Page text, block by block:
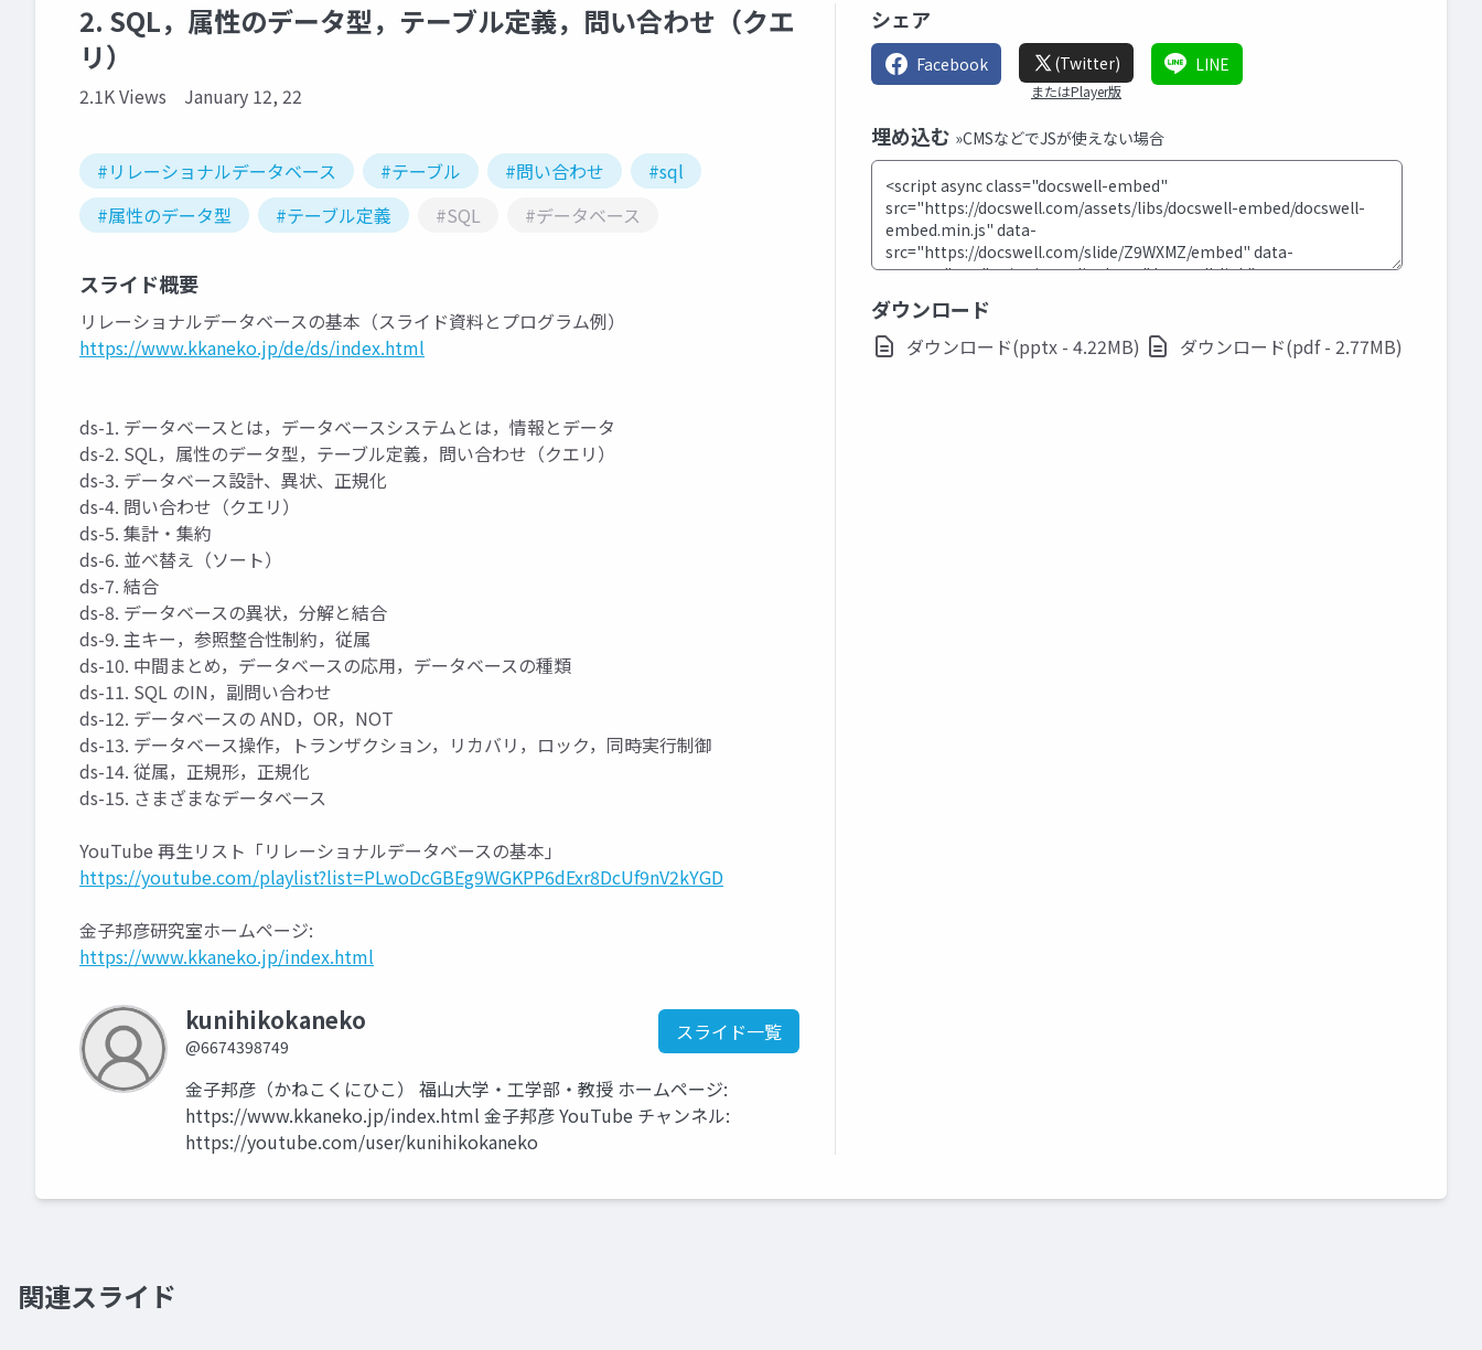
2. SQL，属性のデータ型，テーブル定義，問い合わせ（クエ
リ）
2.1K Views January 12, 22
#リレーショナルデータベース #テーブル #問い合わせ
#sql
#属性のデータ型
#テーブル定義 #SQL #データベース
スライド概要
リレーショナルデータベースの基本（スライド資料とプログラム例）
https://www.kkaneko.jp/de/ds/index.html
ds-1. データベースとは，データベースシステムとは，情報とデータ
ds-2. SQL，属性のデータ型，テーブル定義，問い合わせ（クエリ）
ds-3. データベース設計、異状、正規化
ds-4. 問い合わせ（クエリ）
ds-5. 集計・集約
ds-6. 並べ替え（ソート）
ds-7. 結合
ds-8. データベースの異状，分解と結合
ds-9. 主キー，参照整合性制約，従属
ds-10. 中間まとめ，データベースの応用，データベースの種類
ds-11. SQL のIN，副問い合わせ
ds-12. データベースの AND，OR，NOT
ds-13. データベース操作，トランザクション，リカバリ，ロック，同時実行制御
ds-14. 従属，正規形，正規化
ds-15. さまざまなデータベース
YouTube 再生リスト「リレーショナルデータベースの基本」
https://youtube.com/playlist?list=PLwoDcGBEg9WGKPP6dExr8DcUf9nV2kYGD
金子邦彦研究室ホームページ:
https://www.kkaneko.jp/index.html
kunihikokaneko
@6674398749
スライド一覧
金子邦彦（かねこくにひこ） 福山大学・工学部・教授 ホームページ:
https://www.kkaneko.jp/index.html 金子邦彦 YouTube チャンネル:
https://youtube.com/user/kunihikokaneko
シェア
Facebook (Twitter)
またはPlayer版
LINE
埋め込む »CMSなどでJSが使えない場合
ダウンロード
ダウンロード(pptx - 4.22MB) ダウンロード(pdf - 2.77MB)
関連スライド